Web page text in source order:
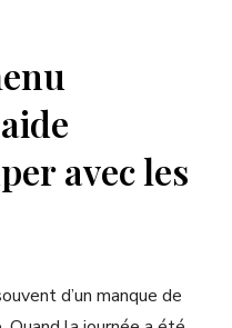
avec les
d’un manque de